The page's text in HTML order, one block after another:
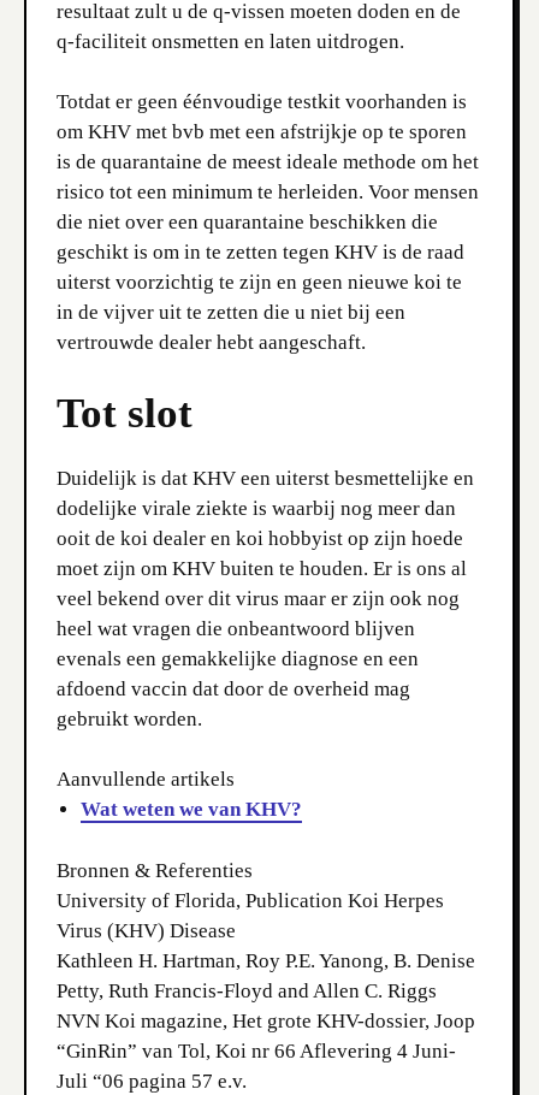
resultaat zult u de q-vissen moeten doden en de
q-faciliteit onsmetten en laten uitdrogen.
Totdat er geen éénvoudige testkit voorhanden is
om KHV met bvb met een afstrijkje op te sporen
is de quarantaine de meest ideale methode om het
risico tot een minimum te herleiden. Voor mensen
die niet over een quarantaine beschikken die
geschikt is om in te zetten tegen KHV is de raad
uiterst voorzichtig te zijn en geen nieuwe koi te
in de vijver uit te zetten die u niet bij een
vertrouwde dealer hebt aangeschaft.
Tot slot
Duidelijk is dat KHV een uiterst besmettelijke en
dodelijke virale ziekte is waarbij nog meer dan
ooit de koi dealer en koi hobbyist op zijn hoede
moet zijn om KHV buiten te houden. Er is ons al
veel bekend over dit virus maar er zijn ook nog
heel wat vragen die onbeantwoord blijven
evenals een gemakkelijke diagnose en een
afdoend vaccin dat door de overheid mag
gebruikt worden.
Aanvullende artikels
Wat weten we van KHV?
Bronnen & Referenties
University of Florida, Publication Koi Herpes
Virus (KHV) Disease
Kathleen H. Hartman, Roy P.E. Yanong, B. Denise
Petty, Ruth Francis-Floyd and Allen C. Riggs
NVN Koi magazine, Het grote KHV-dossier, Joop
“GinRin” van Tol, Koi nr 66 Aflevering 4 Juni-
Juli “06 pagina 57 e.v.